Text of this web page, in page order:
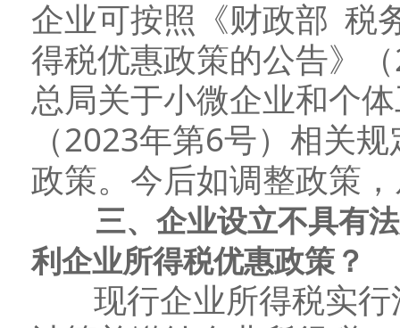
企业可按照《财政部 税
得税优惠政策的公告》
总局关于小微企业和个
（2023年第6号）相关
政策。今后如调整政策
三、企业设立不具有法
利企业所得税优惠政策？
现行企业所得税实行